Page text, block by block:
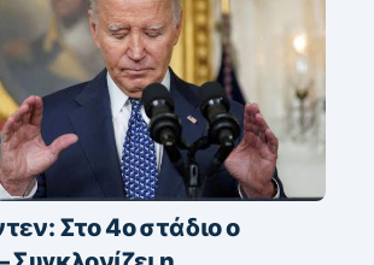
Στο 4ο στάδιο ο